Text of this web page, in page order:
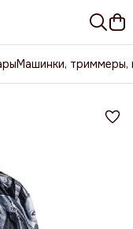
Машинки, триммеры,